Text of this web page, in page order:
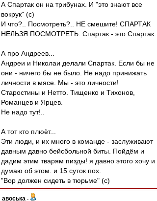
А Спартак он на трибунах. И "это знают все
вокрук" (с)
И что?.. Посмотреть?.. НЕ смешите! СПАРТАК
НЕЛЬЗЯ ПОСМОТРЕТЬ. Спартак - это Спартак.
А про Андреев...
Андреи и Николаи делали Спартак. Если бы не
они - ничего бы не было. Не надо принижать
личности в мясе. Мы - это личности!
Старостины и Нетто. Тищенко и Тихонов,
Романцев и Ярцев.
Не надо тут!..
А тот кто плюёт...
Эти люди, и их много в команде - заслуживают
давным давно бейсбольной биты. Пойдём и
дадим этим тварям пизды! я давно этого хочу и
думаю об этом. и 15 суток пох.
"Вор должен сидеть в тюрьме" (с)
авоська -